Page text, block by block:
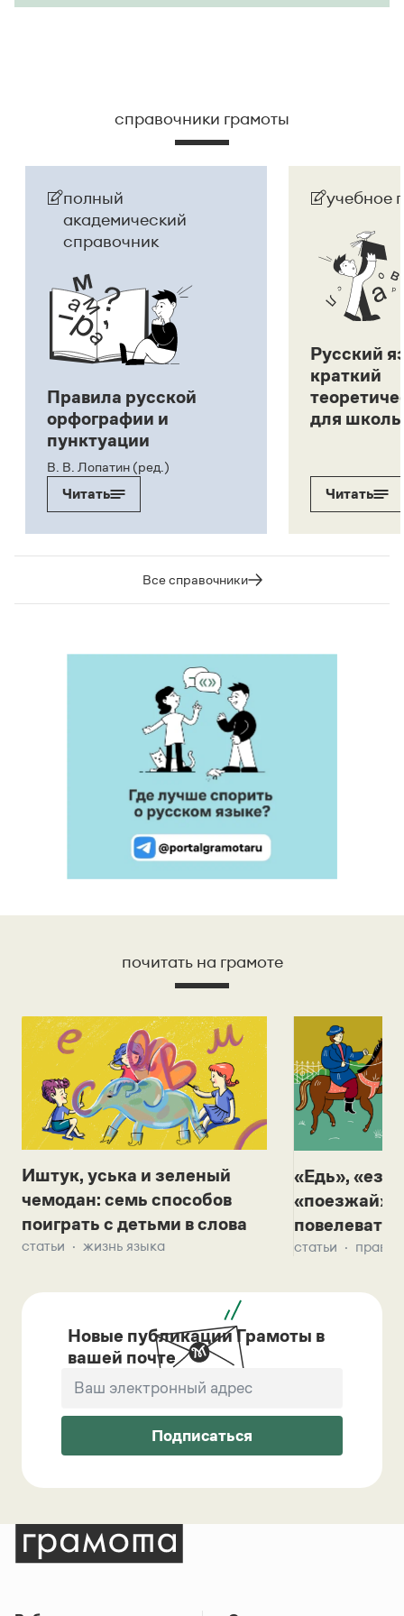
справочники грамоты
полный
академический
справочник
Правила русской
орфографии и
пунктуации
В. В. Лопатин (ред.)
Читать
учебное
Русский
краткий
для
Читать
Все справочники
почитать на грамоте
Иштук, уська и зеленый
чемодан: семь способов
поиграть с детьми в слова
статьи жизнь языка
«Едь»,
«поезжай»?
повелевать
статьи
Новые публикации Грамоты в
вашей почте
Подписаться